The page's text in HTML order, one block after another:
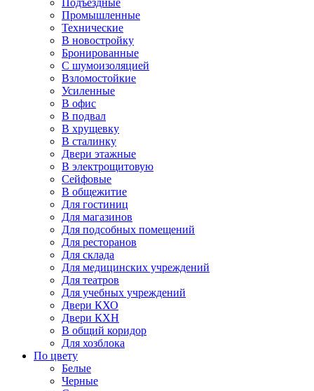
Подъездные
Промышленные
Технические
В новостройку
Бронированные
С шумоизоляцией
Взломостойкие
Усиленные
В офис
В подвал
В хрущевку
В сталинку
Двери этажные
В электрощитовую
Сейфовые
В общежитие
Для гостиниц
Для магазинов
Для подсобных помещений
Для ресторанов
Для склада
Для медицинских учреждений
Для театров
Для учебных учреждений
Двери КХО
Двери КХН
В общий коридор
Для хозблока
По цвету
Белые
Черные